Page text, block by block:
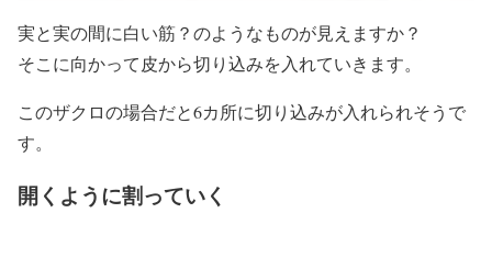
実と実の間に白い筋？のようなものが見えますか？
そこに向かって皮から切り込みを入れていきます。
このザクロの場合だと6カ所に切り込みが入れられそうで
す。
開くように割っていく